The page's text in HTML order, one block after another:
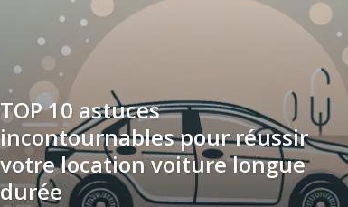
TOP 10 astuces
incontournables pour réussir
votre location voiture longue
durée